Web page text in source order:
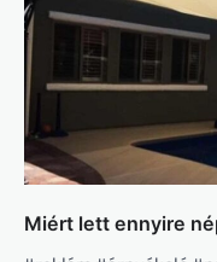
Miért lett ennyire